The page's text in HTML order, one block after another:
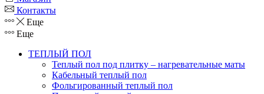
Контакты
Еще
Еще
ТЕПЛЫЙ ПОЛ
Теплый пол под плитку – нагревательные маты
Кабельный теплый пол
Фольгированный теплый пол